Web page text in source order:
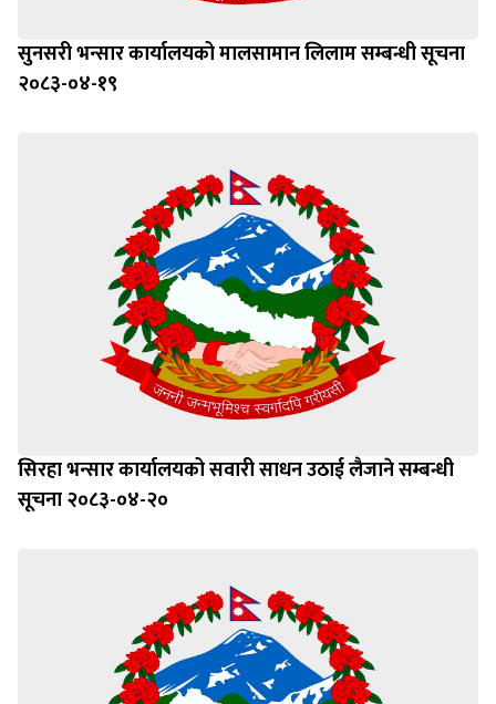
सुनसरी भन्सार कार्यालयको मालसामान लिलाम सम्बन्धी सूचना
२०८३-०४-१९
सिरहा भन्सार कार्यालयको सवारी साधन उठाई लैजाने सम्बन्धी
सूचना २०८३-०४-२०